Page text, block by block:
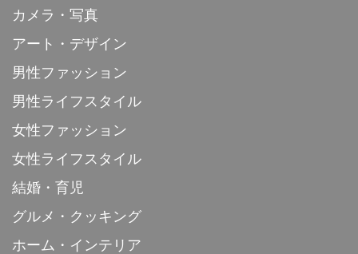
カメラ・写真
アート・デザイン
男性ファッション
男性ライフスタイル
女性ファッション
女性ライフスタイル
結婚・育児
グルメ・クッキング
ホーム・インテリア